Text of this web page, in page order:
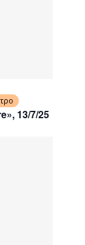
13/7/25